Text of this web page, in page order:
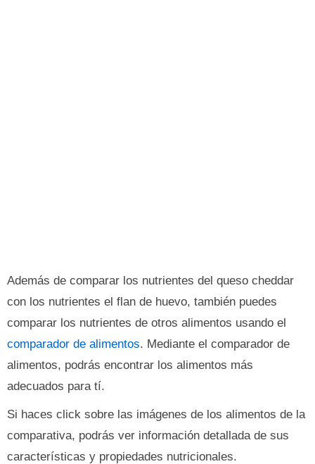
Además de comparar los nutrientes del queso cheddar
con los nutrientes el flan de huevo, también puedes
comparar los nutrientes de otros alimentos usando el
comparador de alimentos. Mediante el comparador de
alimentos, podrás encontrar los alimentos más
adecuados para tí.
Si haces click sobre las imágenes de los alimentos de la
comparativa, podrás ver información detallada de sus
características y propiedades nutricionales.